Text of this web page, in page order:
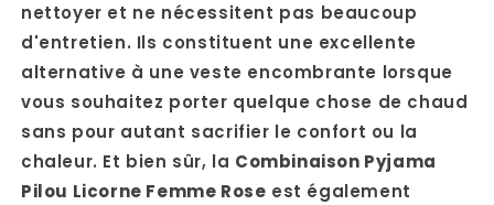
nettoyer et ne nécessitent pas beaucoup
d'entretien. Ils constituent une excellente
alternative à une veste encombrante lorsque
vous souhaitez porter quelque chose de chaud
sans pour autant sacrifier le confort ou la
chaleur. Et bien sûr, la Combinaison Pyjama
Pilou Licorne Femme Rose est également